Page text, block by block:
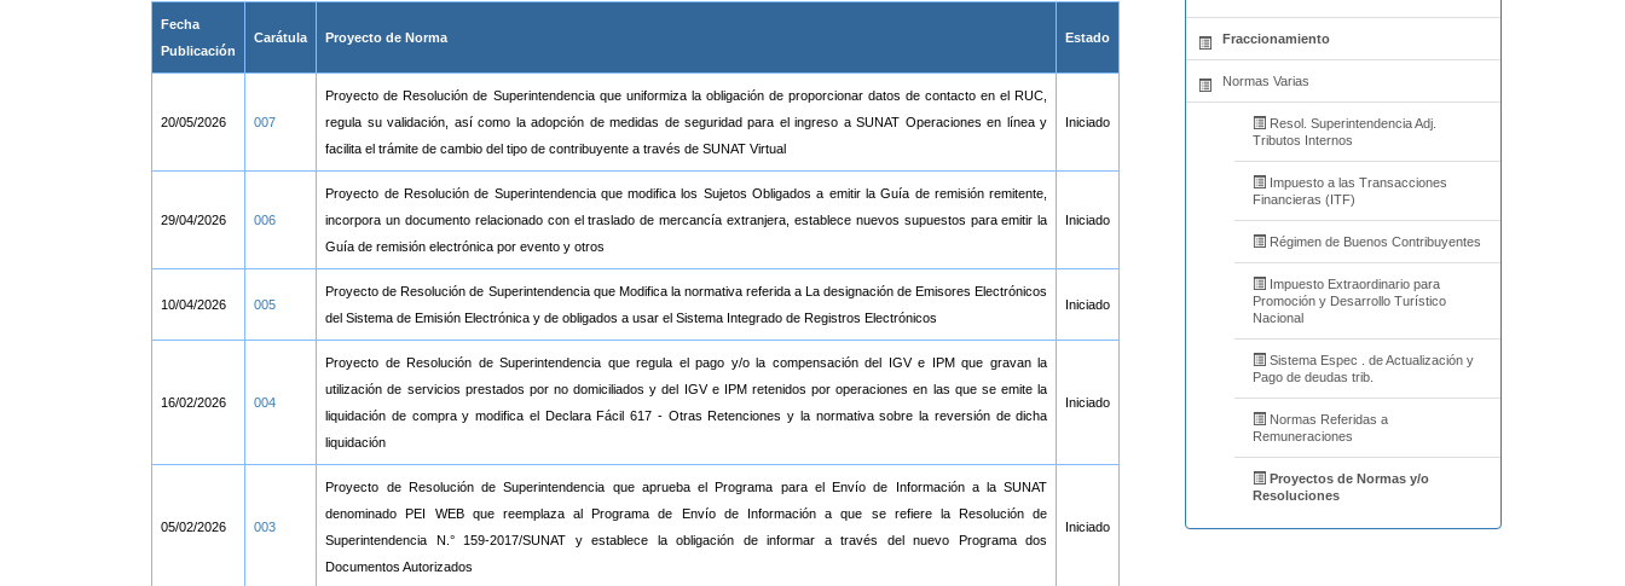
Fecha
Publicación
Carátula Proyecto de Norma Estado
20/05/2026 007
Proyecto de Resolución de Superintendencia que uniformiza la obligación de proporcionar datos de contacto en el RUC,
regula su validación, así como la adopción de medidas de seguridad para el ingreso a SUNAT Operaciones en línea y
facilita el trámite de cambio del tipo de contribuyente a través de SUNAT Virtual
Iniciado
29/04/2026 006
Proyecto de Resolución de Superintendencia que modifica los Sujetos Obligados a emitir la Guía de remisión remitente,
incorpora un documento relacionado con el traslado de mercancía extranjera, establece nuevos supuestos para emitir la
Guía de remisión electrónica por evento y otros
Iniciado
10/04/2026 005
Proyecto de Resolución de Superintendencia que Modifica la normativa referida a La designación de Emisores Electrónicos
del Sistema de Emisión Electrónica y de obligados a usar el Sistema Integrado de Registros Electrónicos
Iniciado
16/02/2026 004
Proyecto de Resolución de Superintendencia que regula el pago y/o la compensación del IGV e IPM que gravan la
utilización de servicios prestados por no domiciliados y del IGV e IPM retenidos por operaciones en las que se emite la
liquidación de compra y modifica el Declara Fácil 617 - Otras Retenciones y la normativa sobre la reversión de dicha
liquidación
Iniciado
05/02/2026 003
Proyecto de Resolución de Superintendencia que aprueba el Programa para el Envío de Información a la SUNAT
denominado PEI WEB que reemplaza al Programa de Envío de Información a que se refiere la Resolución de
Superintendencia N.° 159-2017/SUNAT y establece la obligación de informar a través del nuevo Programa dos
Documentos Autorizados
Iniciado
Fraccionamiento
Normas Varias
Resol. Superintendencia Adj.
Tributos Internos
Impuesto a las Transacciones
Financieras (ITF)
Régimen de Buenos Contribuyentes
Impuesto Extraordinario para
Promoción y Desarrollo Turístico
Nacional
Sistema Espec . de Actualización y
Pago de deudas trib.
Normas Referidas a
Remuneraciones
Proyectos de Normas y/o
Resoluciones